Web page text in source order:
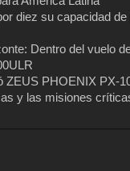
diez su capacidad
Dentro del vuelo
ZEUS PHOENIX PX-
y las misiones